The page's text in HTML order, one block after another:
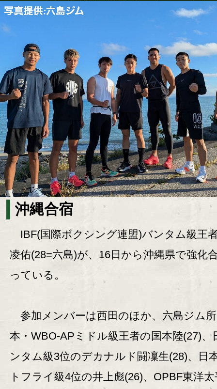
沖縄合宿
IBF(国際ボクシング連盟)バンタム級王
凌佑(28=六島)が、16日から沖縄県で強化
っている。
参加メンバーは西田のほか、六島ジム
本・WBO-APミドル級王者の国本陸(27)、
ンタム級3位のデカナルド闘凜生(28)、日
トフライ級4位の井上彪(26)、OPBF東洋